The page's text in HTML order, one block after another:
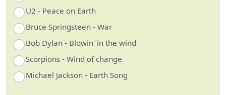
U2 - Peace on Earth
Bruce Springsteen - War
Bob Dylan - Blowin' in the wind
Scorpions - Wind of change
Michael Jackson - Earth Song